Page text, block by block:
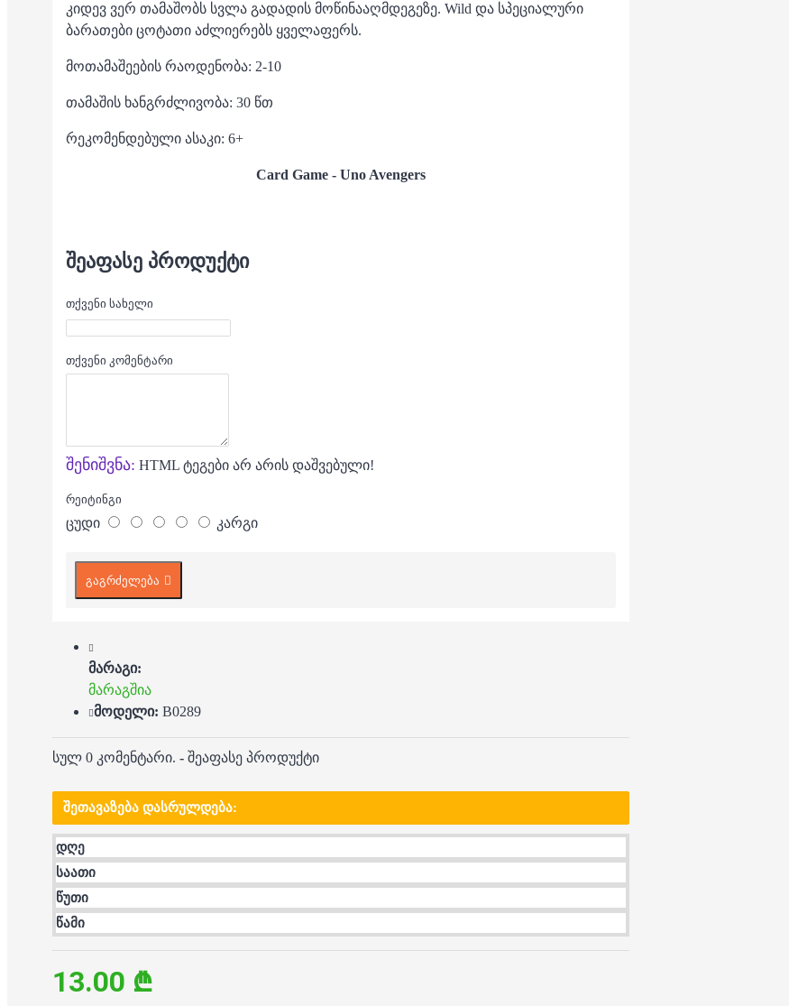
კიდევ ვერ თამაშობს სვლა გადადის მოწინააღმდეგეზე. Wild და სპეციალური
ბარათები ცოტათი აძლიერებს ყველაფერს.
მოთამაშეების რაოდენობა: 2-10
თამაშის ხანგრძლივობა: 30 წთ
რეკომენდებული ასაკი: 6+
Card Game - Uno Avengers
ᲨᲔᲐᲤᲐᲡᲔ ᲞᲠᲝᲓᲣᲥᲢᲘ
თქვენი სახელი
თქვენი კომენტარი
შენიშვნა: HTML ტეგები არ არის დაშვებული!
რეიტინგი
ცუდი კარგი
გაგრძელება
მარაგი:
მარაგშია
მოდელი: B0289
სულ 0 კომენტარი. - შეაფასე პროდუქტი
ᲨᲔᲗᲐᲕᲐᲖᲔᲑᲐ ᲓᲐᲡᲠᲣᲚᲓᲔᲑᲐ:
დღე
საათი
წუთი
წამი
13.00 ₾